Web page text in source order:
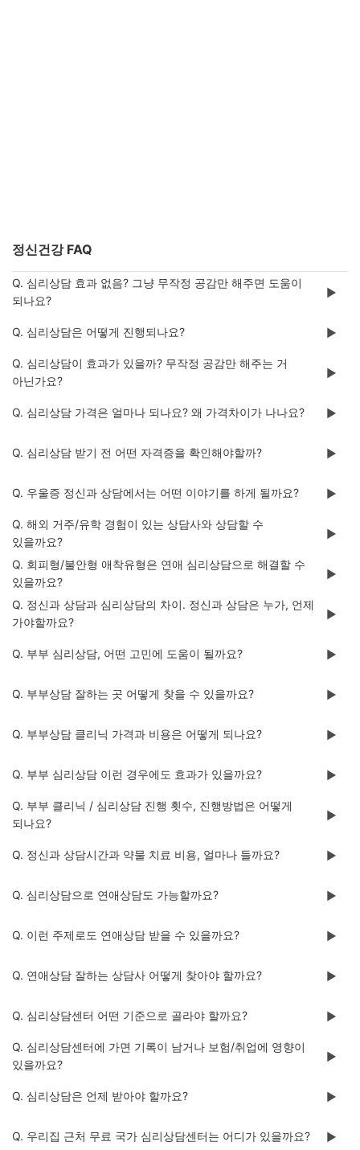
정신건강 FAQ
Q. 심리상담 효과 없음? 그냥 무작정 공감만 해주면 도움이
되나요?
▶️
Q. 심리상담은 어떻게 진행되나요? ▶️
Q. 심리상담이 효과가 있을까? 무작정 공감만 해주는 거
아닌가요?
▶️
Q. 심리상담 가격은 얼마나 되나요? 왜 가격차이가 나나요? ▶️
Q. 심리상담 받기 전 어떤 자격증을 확인해야할까? ▶️
Q. 우울증 정신과 상담에서는 어떤 이야기를 하게 될까요? ▶️
Q. 해외 거주/유학 경험이 있는 상담사와 상담할 수
있을까요?
▶️
Q. 회피형/불안형 애착유형은 연애 심리상담으로 해결할 수
있을까요?
▶️
Q. 정신과 상담과 심리상담의 차이. 정신과 상담은 누가, 언제
가야할까요?
▶️
Q. 부부 심리상담, 어떤 고민에 도움이 될까요? ▶️
Q. 부부상담 잘하는 곳 어떻게 찾을 수 있을까요? ▶️
Q. 부부상담 클리닉 가격과 비용은 어떻게 되나요? ▶️
Q. 부부 심리상담 이런 경우에도 효과가 있을까요? ▶️
Q. 부부 클리닉 / 심리상담 진행 횟수, 진행방법은 어떻게
되나요?
▶️
Q. 정신과 상담시간과 약물 치료 비용, 얼마나 들까요? ▶️
Q. 심리상담으로 연애상담도 가능할까요? ▶️
Q. 이런 주제로도 연애상담 받을 수 있을까요? ▶️
Q. 연애상담 잘하는 상담사 어떻게 찾아야 할까요? ▶️
Q. 심리상담센터 어떤 기준으로 골라야 할까요? ▶️
Q. 심리상담센터에 가면 기록이 남거나 보험/취업에 영향이
있을까요?
▶️
Q. 심리상담은 언제 받아야 할까요? ▶️
Q. 우리집 근처 무료 국가 심리상담센터는 어디가 있을까요? ▶️